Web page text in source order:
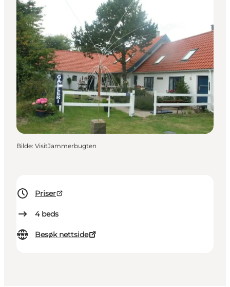
Planlegg ferien
Priser
4 beds
Besøk nettside
Bilde: VisitJammerbugten